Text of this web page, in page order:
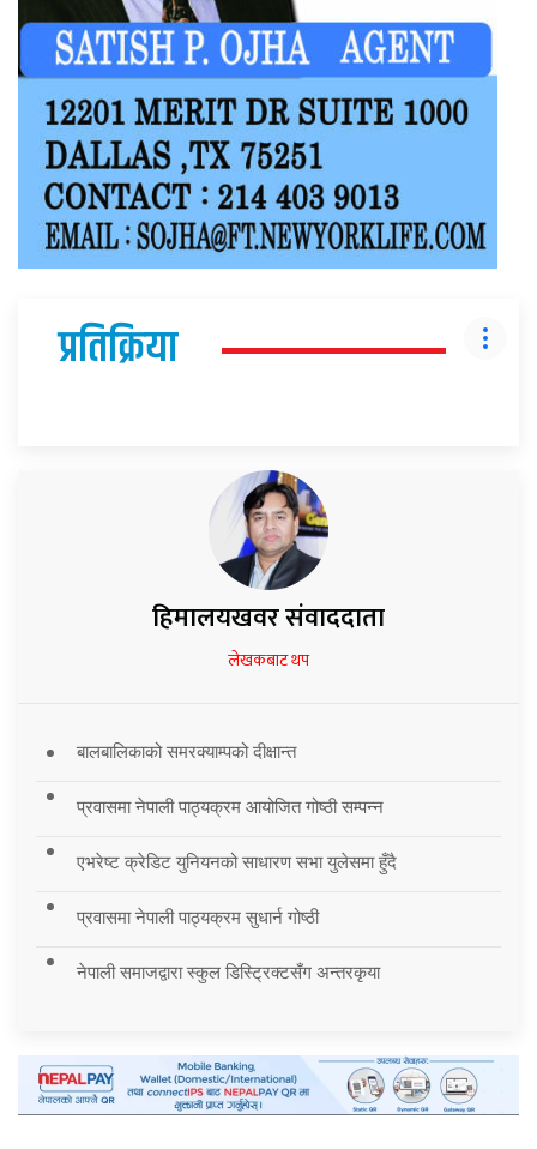
प्रतिक्रिया
हिमालयखवर संवाददाता
लेखकबाट थप
बालबालिकाको समरक्याम्पको दीक्षान्त
प्रवासमा नेपाली पाठ्यक्रम आयोजित गोष्ठी सम्पन्न
एभरेष्ट क्रेडिट युनियनको साधारण सभा युलेसमा हुँदै
प्रवासमा नेपाली पाठ्यक्रम सुधार्न गोष्ठी
नेपाली समाजद्वारा स्कुल डिस्ट्रिक्टसँग अन्तरकृया